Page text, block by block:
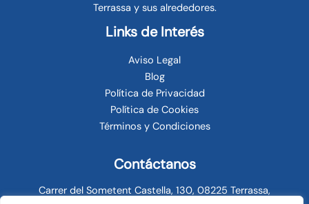
Terrassa y sus alrededores.
Links de Interés
Aviso Legal
Blog
Política de Privacidad
Política de Cookies
Términos y Condiciones
Contáctanos
Carrer del Sometent Castella, 130, 08225 Terrassa,